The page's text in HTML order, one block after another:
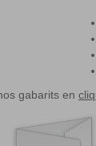
gabarits en